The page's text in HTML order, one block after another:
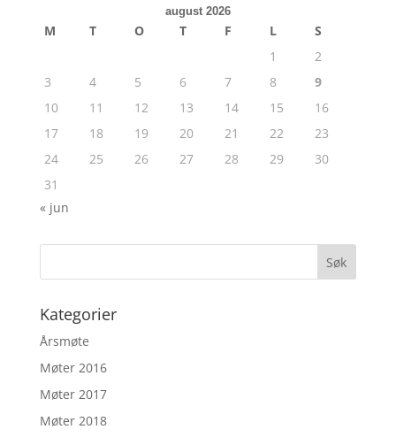
august 2026
M T O T F L
S
1
2
3
4 5 6 7 8
9
10
11 12 13 14 15
16
17
18 19 20 21 22
23
24
25 26 27 28 29
30
31
« jun
Kategorier
Årsmøte
Møter 2016
Møter 2017
Møter 2018